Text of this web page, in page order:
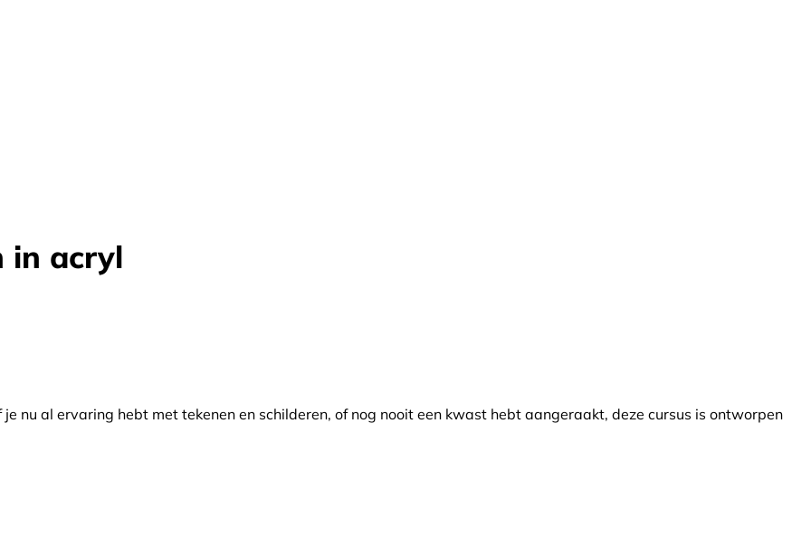
in acryl
nu al ervaring hebt met tekenen en schilderen, of nog nooit een kwast hebt aangeraakt, deze cursus is ontworpen